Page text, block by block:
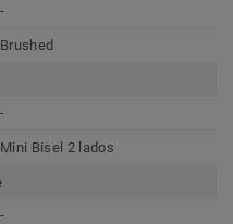
-
Brushed
-
Mini Bisel 2 lados
-